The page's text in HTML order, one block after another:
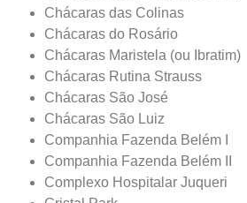
Chácaras das Colinas
Chácaras do Rosário
Chácaras Maristela (ou Ibratim)
Chácaras Rutina Strauss
Chácaras São José
Chácaras São Luiz
Companhia Fazenda Belém I
Companhia Fazenda Belém II
Complexo Hospitalar Juqueri